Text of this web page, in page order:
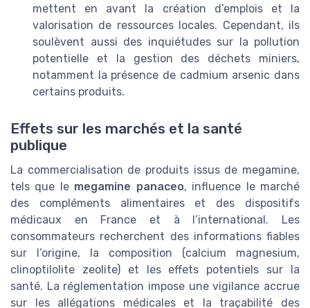
mettent en avant la création d’emplois et la
valorisation de ressources locales. Cependant, ils
soulèvent aussi des inquiétudes sur la pollution
potentielle et la gestion des déchets miniers,
notamment la présence de cadmium arsenic dans
certains produits.
Effets sur les marchés et la santé
publique
La commercialisation de produits issus de megamine,
tels que le megamine panaceo, influence le marché
des compléments alimentaires et des dispositifs
médicaux en France et à l’international. Les
consommateurs recherchent des informations fiables
sur l’origine, la composition (calcium magnesium,
clinoptilolite zeolite) et les effets potentiels sur la
santé. La réglementation impose une vigilance accrue
sur les allégations médicales et la traçabilité des